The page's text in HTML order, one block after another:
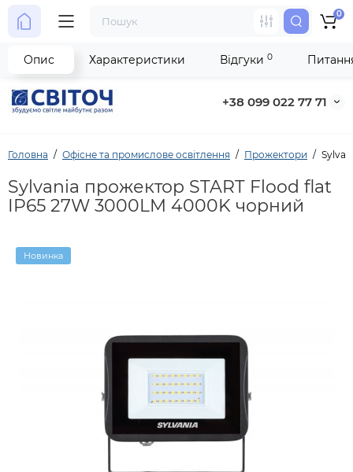
+38 099 022 77 71
0
Головна Офісне та промислове освітлення Прожектори
Sylvania прожектор START Flood flat
IP65 27W 3000LM 4000K чорний
Новинка
Опис Характеристики Відгуки 0